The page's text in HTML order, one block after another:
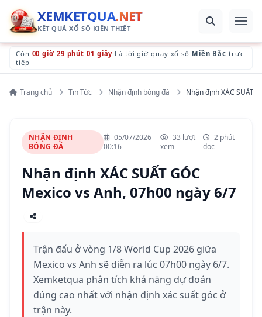
XEMKETQUA.NET
KẾT QUẢ XỔ SỐ KIẾN THIẾT
Còn 00 giờ 29 phút 00 giây Là tới giờ quay xổ số Miền Bắc trực
tiếp
Trang chủ Tin Tức Nhận định bóng đá Nhận định XÁC SUẤT
NHẬN ĐỊNH
BÓNG ĐÁ
05/07/2026
00:16
33 lượt
xem
2 phút
đọc
Nhận định XÁC SUẤT GÓC
Mexico vs Anh, 07h00 ngày 6/7
Trận đấu ở vòng 1/8 World Cup 2026 giữa
Mexico vs Anh sẽ diễn ra lúc 07h00 ngày 6/7.
Xemketqua phân tích khả năng dự đoán
đúng cao nhất với nhận định xác suất góc ở
trận này.